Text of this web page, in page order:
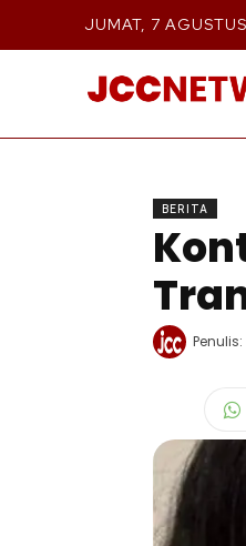
JUMAT, 7
BERITA
Penulis: